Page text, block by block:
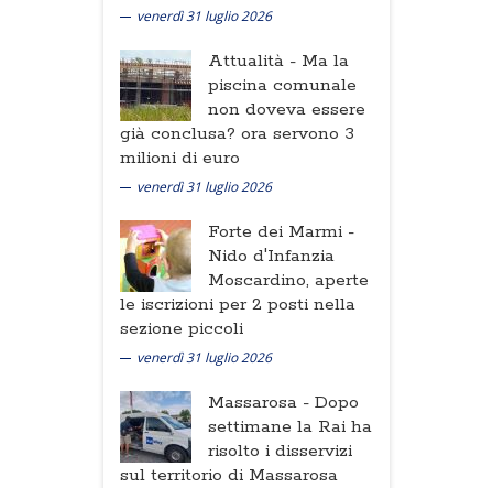
venerdì 31 luglio 2026
Attualità - Ma la
piscina comunale
non doveva essere
già conclusa? ora servono 3
milioni di euro
venerdì 31 luglio 2026
Forte dei Marmi -
Nido d'Infanzia
Moscardino, aperte
le iscrizioni per 2 posti nella
sezione piccoli
venerdì 31 luglio 2026
Massarosa - Dopo
settimane la Rai ha
risolto i disservizi
sul territorio di Massarosa